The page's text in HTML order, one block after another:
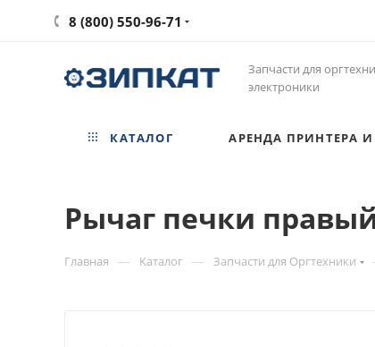
8 (800) 550-96-71
Запчасти для
электроники
КАТАЛОГ АРЕНДА ПРИНТЕРА
Рычаг печки правый
Главная — Каталог — Запчасти для Оргтехники